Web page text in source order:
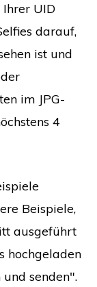
UID
darauf,
ist und
im JPG-
4
Beispiele,
ausgeführt
hochgeladen
senden".